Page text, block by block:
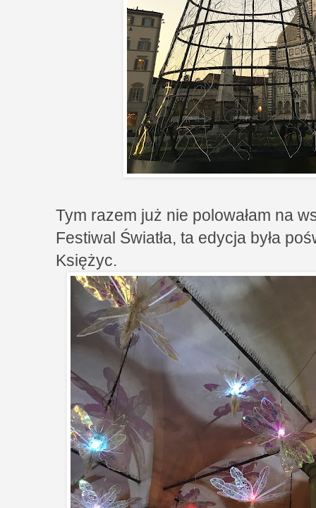
Tym razem już nie polowałam na
Festiwal Światła, ta edycja była
Księżyc.